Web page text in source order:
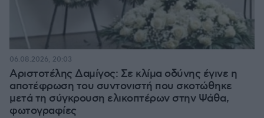
Αριστοτέλης Δαμίγος: Σε κλίμα οδύνης έγινε η
αποτέφρωση του συντονιστή που σκοτώθηκε
μετά τη σύγκρουση ελικοπτέρων στην Ψάθα,
φωτογραφίες
06.08.2026, 20:03